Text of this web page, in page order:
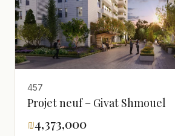
457
Projet neuf – Givat Shmouel
₪4,373,000